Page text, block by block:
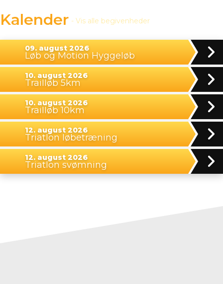
Kalender - Vis alle begivenheder
09. august 2026
Løb og Motion Hyggeløb
10. august 2026
Trailløb 5km
10. august 2026
Trailløb 10km
12. august 2026
Triatlon løbetræning
12. august 2026
Triatlon svømning